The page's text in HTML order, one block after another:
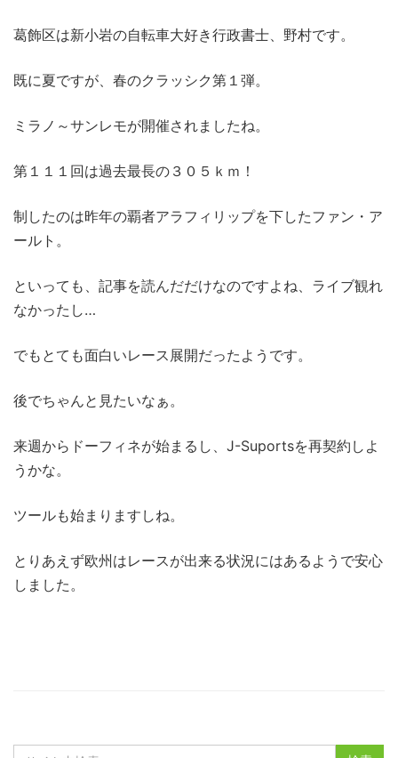
葛飾区は新小岩の自転車大好き行政書士、野村です。
既に夏ですが、春のクラッシク第１弾。
ミラノ～サンレモが開催されましたね。
第１１１回は過去最長の３０５ｋｍ！
制したのは昨年の覇者アラフィリップを下したファン・ア
ールト。
といっても、記事を読んだだけなのですよね、ライブ観れ
なかったし…
でもとても面白いレース展開だったようです。
後でちゃんと見たいなぁ。
来週からドーフィネが始まるし、J-Suportsを再契約しよ
うかな。
ツールも始まりますしね。
とりあえず欧州はレースが出来る状況にはあるようで安心
しました。